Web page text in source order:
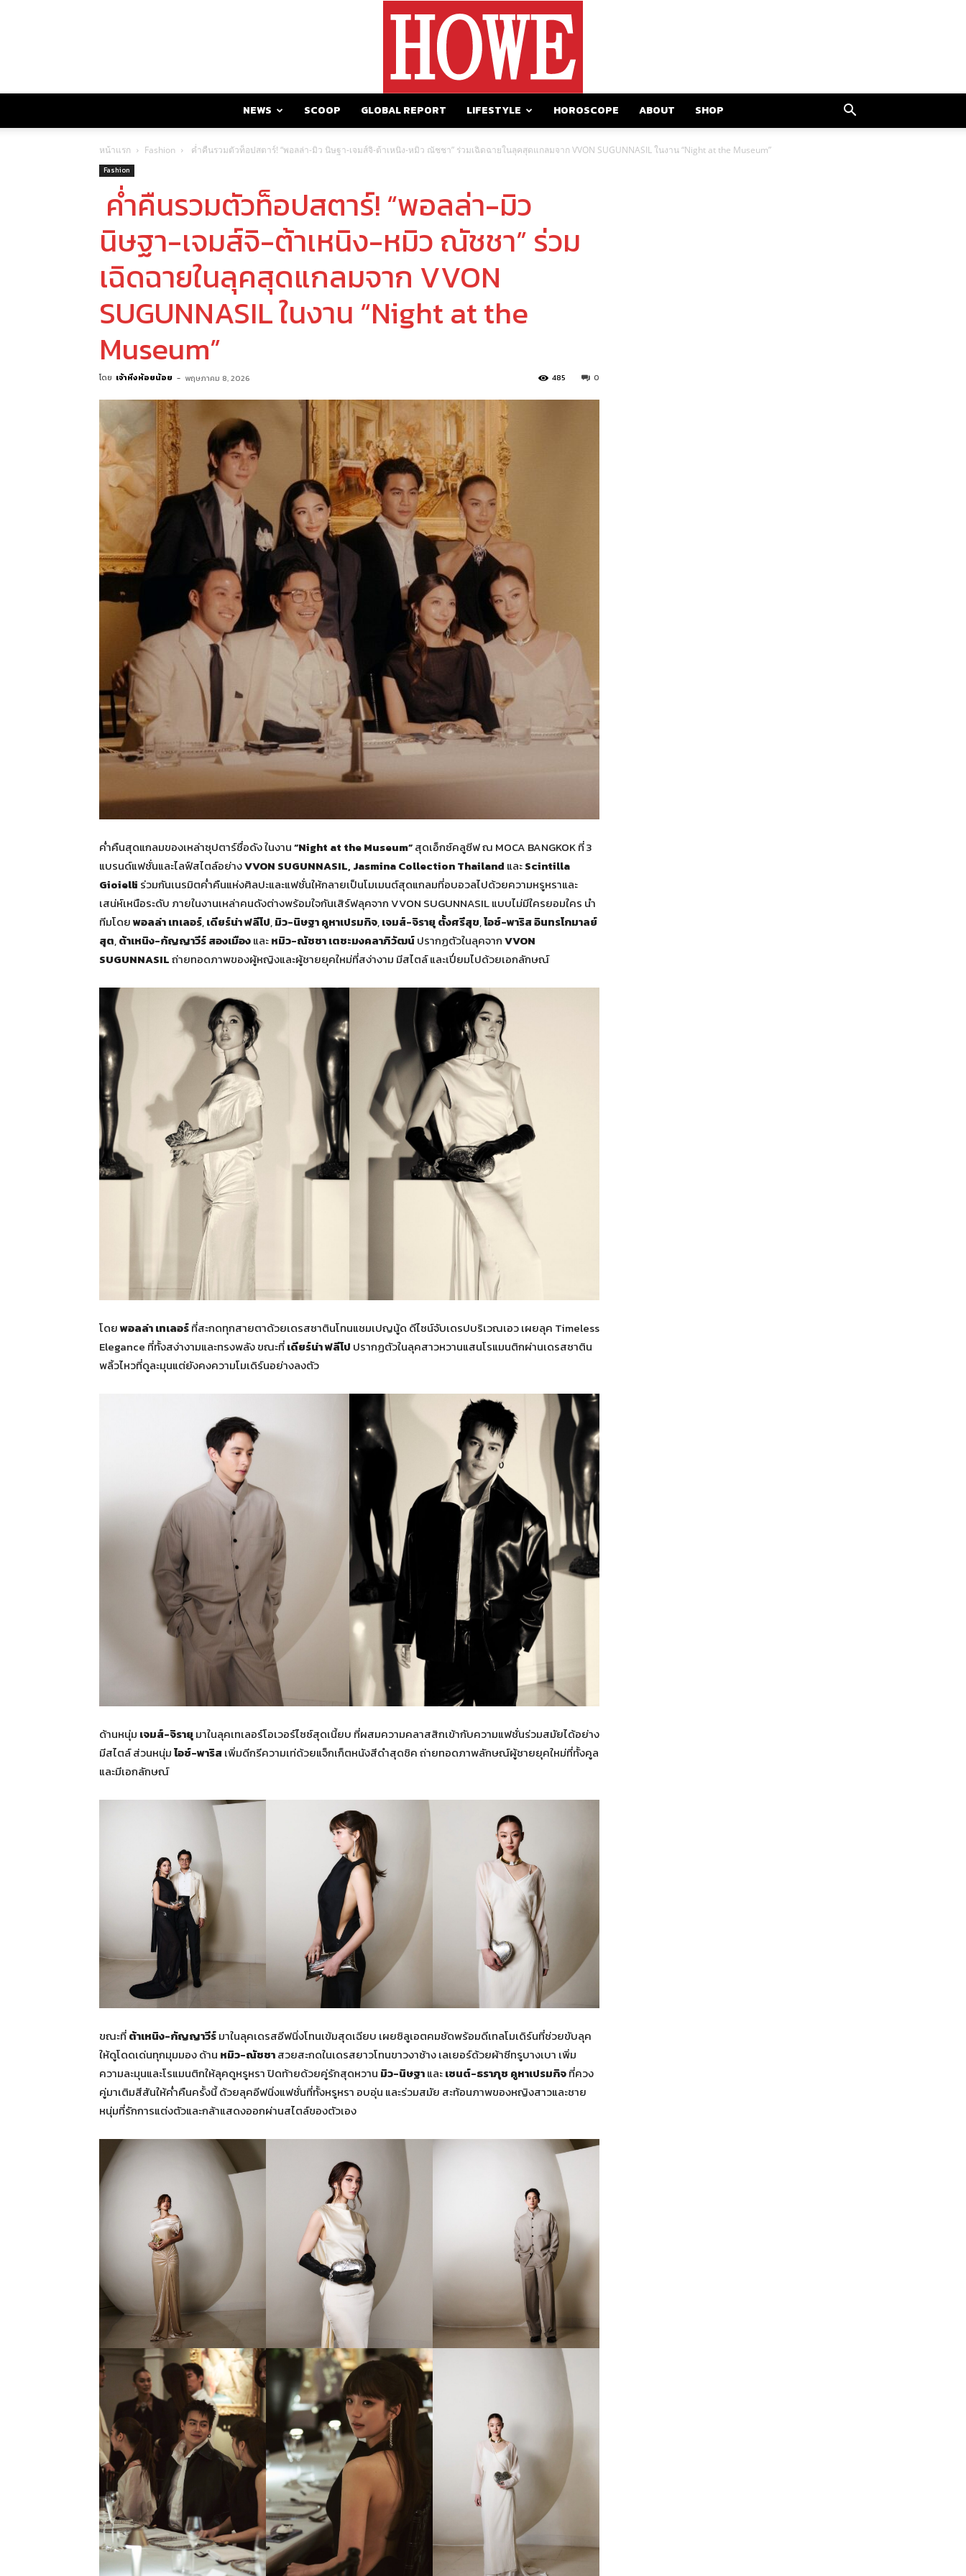
NEWS SCOOP GLOBAL REPORT LIFESTYLE HOROSCOPE ABOUT SHOP
หน้าแรก Fashion ค่ำคืนรวมตัวท็อปสตาร์! “พอลล่า-มิว นิษฐา-เจมส์จิ-ต้าเหนิง-หมิว ณัชชา” ร่วมเฉิดฉายในลุคสุดแกลมจาก VVON SUGUNNASIL ในงาน “Night at the Museum”
Fashion
ค่ำคืนรวมตัวท็อปสตาร์! “พอลล่า-มิว
นิษฐา-เจมส์จิ-ต้าเหนิง-หมิว ณัชชา” ร่วม
เฉิดฉายในลุคสุดแกลมจาก VVON
SUGUNNASIL ในงาน “Night at the
Museum”
โดย เจ้าหิ่งห้อยน้อย - พฤษภาคม 8, 2026 0
485
ค่ำคืนสุดแกลมของเหล่าซุปตาร์ชื่อดัง ในงาน“Night at the Museum”สุดเอ็กซ์คลูซีฟ ณ MOCA BANGKOK ที่ 3
แบรนด์แฟชั่นและไลฟ์สไตล์อย่างVVON SUGUNNASIL, Jasmina Collection Thailand และScintilla
Gioielli ร่วมกันเนรมิตค่ำคืนแห่งศิลปะและแฟชั่นให้กลายเป็นโมเมนต์สุดแกลมที่อบอวลไปด้วยความหรูหราและ
เสน่ห์เหนือระดับ ภายในงานเหล่าคนดังต่างพร้อมใจกันเสิร์ฟลุคจาก VVON SUGUNNASIL แบบไม่มีใครยอมใคร นำ
ทีมโดยพอลล่า เทเลอร์,เดียร์น่า ฟลีโป,มิว-นิษฐาคูหาเปรมกิจ,เจมส์-จิรายุ ตั้งศรีสุข,ไอซ์-พาริสอินทรโกมาลย์
สุต,ต้าเหนิง-กัญญาวีร์ สองเมืองและหมิว-ณัชชา เตชะมงคลาภิวัฒน์ปรากฏตัวในลุคจากVVON
SUGUNNASILถ่ายทอดภาพของผู้หญิงและผู้ชายยุคใหม่ที่สง่างาม มีสไตล์ และเปี่ยมไปด้วยเอกลักษณ์
โดยพอลล่า เทเลอร์ที่สะกดทุกสายตาด้วยเดรสซาตินโทนแชมเปญนู้ด ดีไซน์จับเดรปบริเวณเอว เผยลุค Timeless
Elegance ที่ทั้งสง่างามและทรงพลัง ขณะที่เดียร์น่า ฟลีโป ปรากฏตัวในลุคสาวหวานแสนโรแมนติกผ่านเดรสซาติน
พลิ้วไหวที่ดูละมุนแต่ยังคงความโมเดิร์นอย่างลงตัว
ด้านหนุ่ม เจมส์-จิรายุมาในลุคเทเลอร์โอเวอร์ไซซ์สุดเนี้ยบ ที่ผสมความคลาสสิกเข้ากับความแฟชั่นร่วมสมัยได้อย่าง
มีสไตล์ ส่วนหนุ่มไอซ์-พาริสเพิ่มดีกรีความเท่ด้วยแจ็กเก็ตหนังสีดำสุดชิค ถ่ายทอดภาพลักษณ์ผู้ชายยุคใหม่ที่ทั้งคูล
และมีเอกลักษณ์
ขณะที่ต้าเหนิง-กัญญาวีร์มาในลุคเดรสอีฟนิ่งโทนเข้มสุดเฉียบ เผยซิลูเอตคมชัดพร้อมดีเทลโมเดิร์นที่ช่วยขับลุค
ให้ดูโดดเด่นทุกมุมมอง ด้าน หมิว-ณัชชาสวยสะกดในเดรสยาวโทนขาวงาช้าง เลเยอร์ด้วยผ้าซีทรูบางเบา เพิ่ม
ความละมุนและโรแมนติกให้ลุคดูหรูหรา ปิดท้ายด้วยคู่รักสุดหวาน มิว-นิษฐาและเซนต์-ธราภุช คูหาเปรมกิจที่ควง
คู่มาเติมสีสันให้ค่ำคืนครั้งนี้ ด้วยลุคอีฟนิ่งแฟชั่นที่ทั้งหรูหรา อบอุ่น และร่วมสมัย สะท้อนภาพของหญิงสาวและชาย
หนุ่มที่รักการแต่งตัวและกล้าแสดงออกผ่านสไตล์ของตัวเอง